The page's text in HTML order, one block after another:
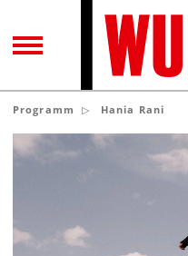
TOGGLE
Programm Hania Rani